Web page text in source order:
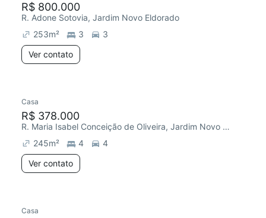
R$ 800.000
R. Adone Sotovia, Jardim Novo Eldorado
253m² 3
3
Ver contato
Casa
R$ 378.000
R. Maria Isabel Conceição de Oliveira, Jardim Novo Eldorado
245m² 4
4
Ver contato
Chegou este mês
Casa